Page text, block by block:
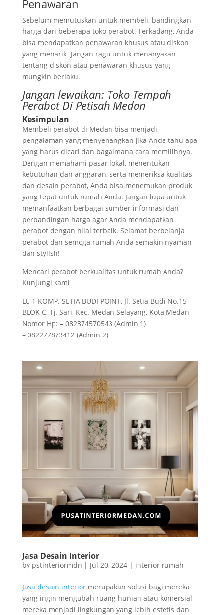
Penawaran
Sebelum memutuskan untuk membeli, bandingkan
harga dari beberapa toko perabot. Terkadang, Anda
bisa mendapatkan penawaran khusus atau diskon
yang menarik. Jangan ragu untuk menanyakan
tentang diskon atau penawaran khusus yang
mungkin berlaku.
Jangan lewatkan: Toko Tempah
Perabot Di Petisah Medan
Kesimpulan
Membeli perabot di Medan bisa menjadi
pengalaman yang menyenangkan jika Anda tahu apa
yang harus dicari dan bagaimana cara memilihnya.
Dengan memahami pasar lokal, menentukan
kebutuhan dan anggaran, serta memeriksa kualitas
dan desain perabot, Anda bisa menemukan produk
yang tepat untuk rumah Anda. Jangan lupa untuk
memanfaatkan berbagai sumber informasi dan
perbandingan harga agar Anda mendapatkan
perabot dengan nilai terbaik. Selamat berbelanja
perabot dan semoga rumah Anda semakin nyaman
dan stylish!
Mencari perabot berkualitas untuk rumah Anda?
Kunjungi kami
Lt. 1 KOMP. SETIA BUDI POINT, Jl. Setia Budi No.15
BLOK C, Tj. Sari, Kec. Medan Selayang, Kota Medan
Nomor Hp: – 082374570543 (Admin 1)
– 082277873412 (Admin 2)
Jasa Desain Interior
by pstinteriormdn | Jul 20, 2024| interior rumah
Jasa desain interiormerupakan solusi bagi mereka
yang ingin mengubah ruang hunian atau komersial
mereka menjadi lingkungan yang lebih estetis dan